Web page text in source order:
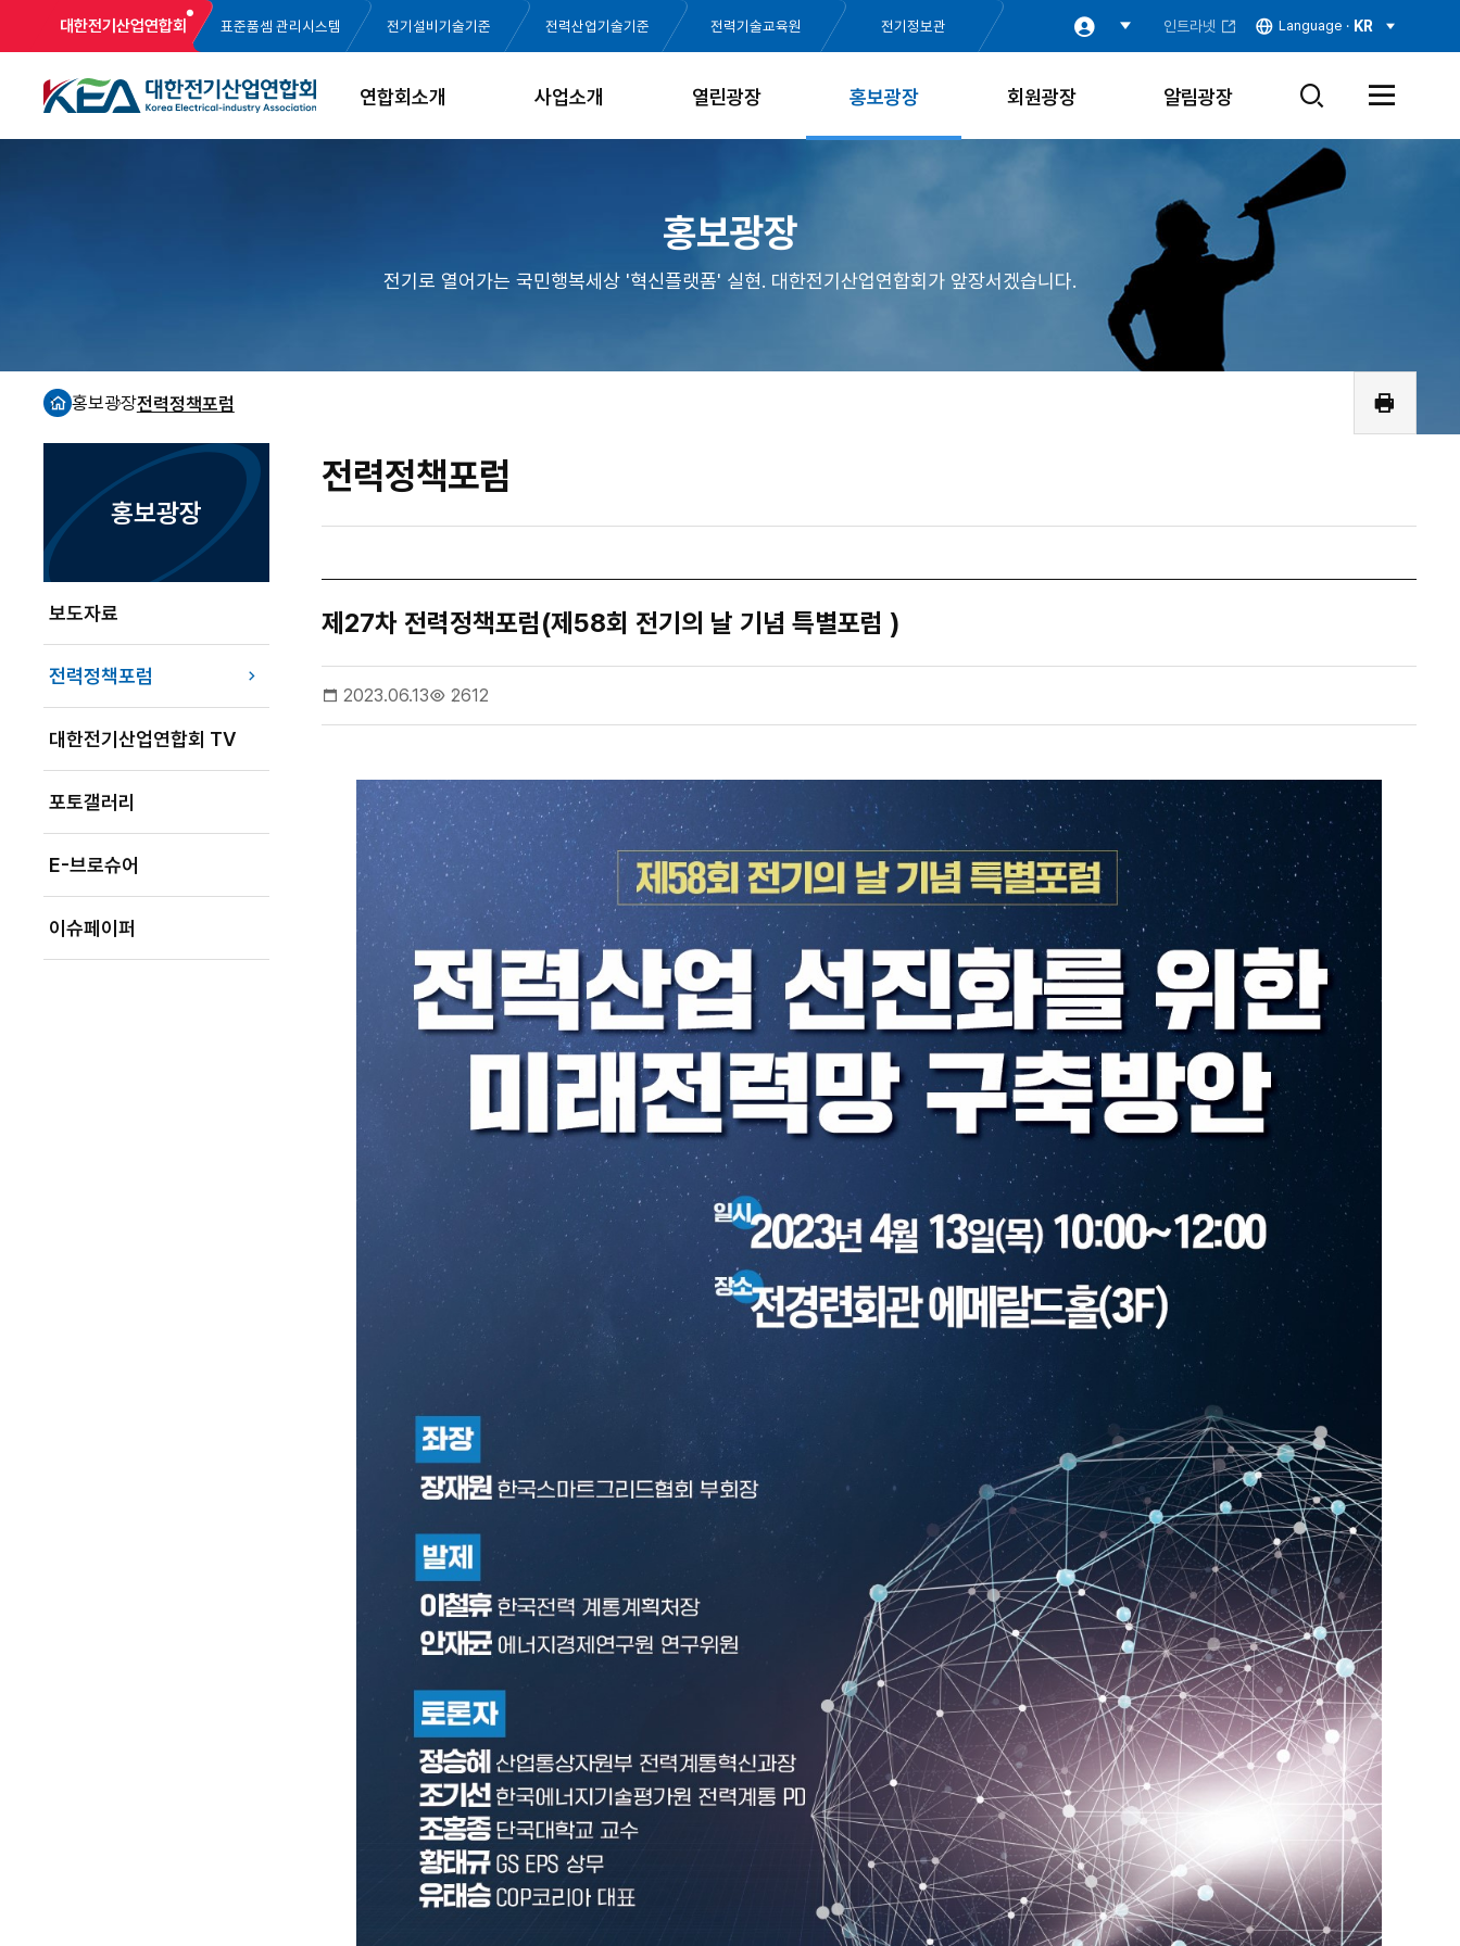
대한전기산업연합회 표준품셈 관리시스템 전기설비기술기준 전력산업기술기준 전력기술교육원 전기정보관 인트라넷 Language · KR
연합회소개 사업소개 열린광장 홍보광장 회원광장 알림광장
검
창
기
전
홍보광장
전기로 열어가는 국민행복세상 '혁신플랫폼' 실현. 대한전기산업연합회가 앞장서겠습니다.
홈
홍보광장전력정책포럼
인
쇄
홍보광장
보도자료
전력정책포럼
대한전기산업연합회 TV
포토갤러리
E-브로슈어
이슈페이퍼
전력정책포럼
제27차 전력정책포럼(제58회 전기의 날 기념 특별포럼 )
2023.06.13 2612